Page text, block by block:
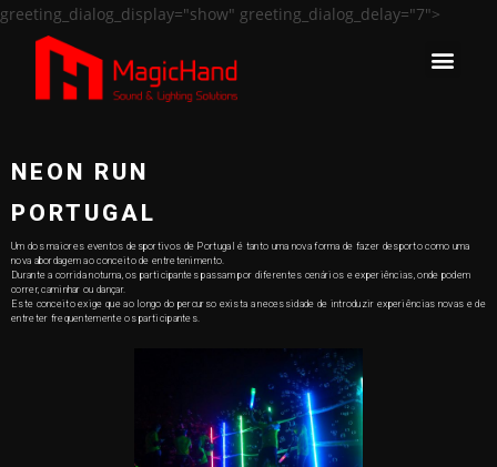
greeting_dialog_display="show" greeting_dialog_delay="7">
NEON RUN
PORTUGAL
Um dos maiores eventos desportivos de Portugal é tanto uma nova forma de fazer desporto como uma
nova abordagem ao conceito de entretenimento.
Durante a corrida noturna, os participantes passam por diferentes cenários e experiências, onde podem
correr, caminhar ou dançar.
Este conceito exige que ao longo do percurso exista a necessidade de introduzir experiências novas e de
entreter frequentemente os participantes.